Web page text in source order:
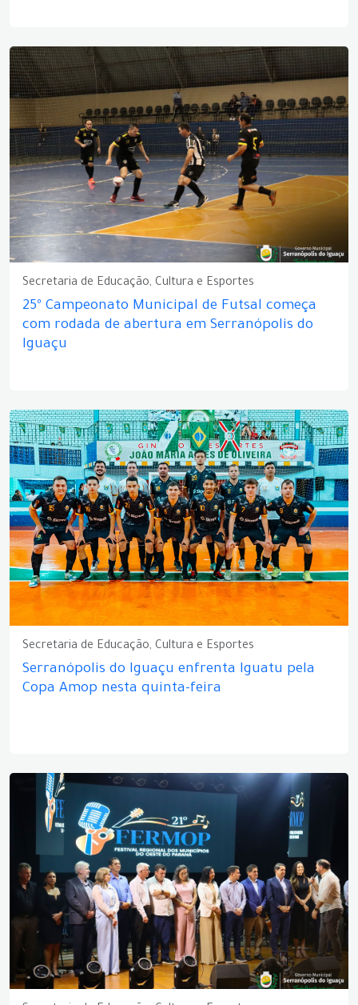
Secretaria de Educação, Cultura e Esportes
25º Campeonato Municipal de Futsal começa
com rodada de abertura em Serranópolis do
Iguaçu
Secretaria de Educação, Cultura e Esportes
Serranópolis do Iguaçu enfrenta Iguatu pela
Copa Amop nesta quinta-feira